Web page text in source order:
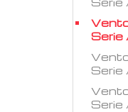
Serie
Serie
Serie